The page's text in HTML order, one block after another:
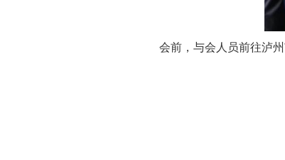
会前，与会人员前往泸州